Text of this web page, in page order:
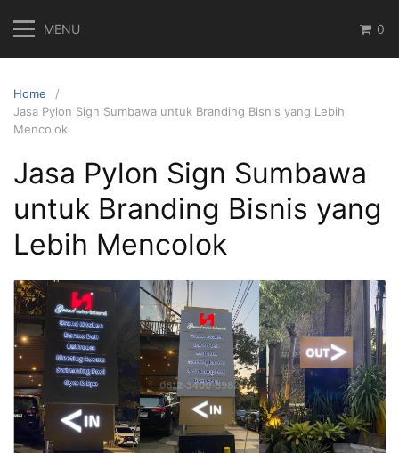
content
MENU 0
Home
Jasa Pylon Sign Sumbawa untuk Branding Bisnis yang Lebih
Mencolok
Jasa Pylon Sign Sumbawa
untuk Branding Bisnis yang
Lebih Mencolok